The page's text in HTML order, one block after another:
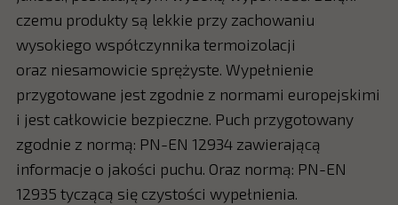
czemu produkty są lekkie przy zachowaniu
wysokiego współczynnika termoizolacji
oraz niesamowicie sprężyste. Wypełnienie
przygotowane jest zgodnie z normami europejskimi
i jest całkowicie bezpieczne. Puch przygotowany
zgodnie z normą: PN-EN 12934 zawierającą
informacje o jakości puchu. Oraz normą: PN-EN
12935 tyczącą się czystości wypełnienia.